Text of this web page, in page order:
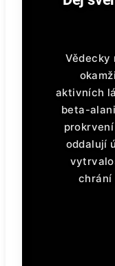
Vědecky
aktivních
beta-
oddalují
chrání